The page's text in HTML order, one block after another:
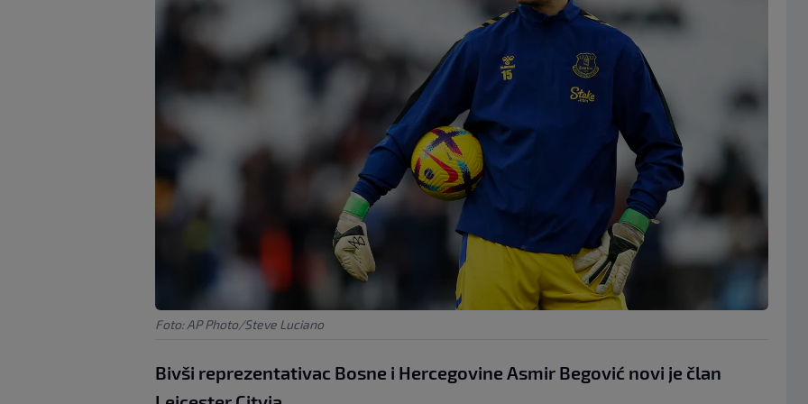
Foto: AP Photo/Steve Luciano
Bivši reprezentativac Bosne i Hercegovine Asmir Begović novi je član